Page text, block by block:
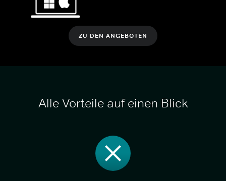
ZU DEN ANGEBOTEN
Alle Vorteile auf einen Blick